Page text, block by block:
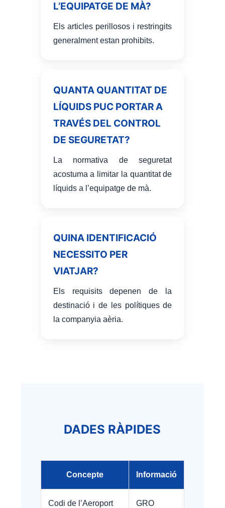
L’EQUIPATGE DE MÀ?
Els articles perillosos i restringits
generalment estan prohibits.
QUANTA QUANTITAT DE
LÍQUIDS PUC PORTAR A
TRAVÉS DEL CONTROL
DE SEGURETAT?
La normativa de seguretat
acostuma a limitar la quantitat de
líquids a l’equipatge de mà.
QUINA IDENTIFICACIÓ
NECESSITO PER
VIATJAR?
Els requisits depenen de la
destinació i de les polítiques de
la companyia aèria.
DADES RÀPIDES
Concepte Informació
Codi de l’Aeroport GRO